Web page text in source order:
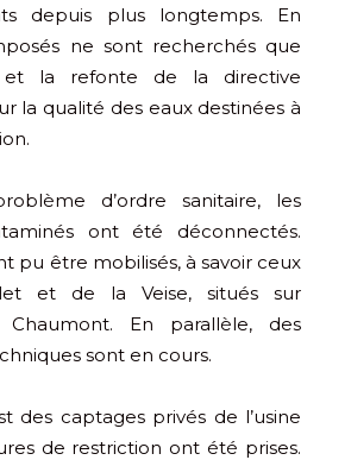
depuis plus longtemps. En
ne sont recherchés que
et la refonte de la directive
la qualité des eaux destinées à
d’ordre sanitaire, les
ont été déconnectés.
pu être mobilisés, à savoir ceux
et de la Veise, situés sur
En parallèle, des
sont en cours.
des captages privés de l’usine
de restriction ont été prises.